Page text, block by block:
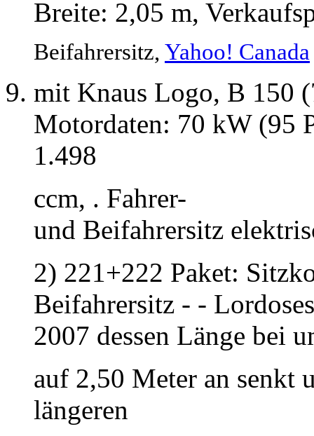
Breite: 2,05 m,
Beifahrersitz, Yahoo! Canada
mit Knaus Logo, B 150
Motordaten: 70 kW (95
1.498
ccm, . Fahrer-
und Beifahrersitz
2) 221+222 Paket:
Beifahrersitz - -
2007 dessen Länge bei
auf 2,50 Meter an senkt
längeren